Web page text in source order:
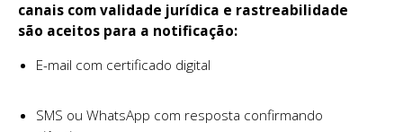
canais com validade jurídica e rastreabilidade
são aceitos para a notificação:
E-mail com certificado digital
SMS ou WhatsApp com resposta confirmando